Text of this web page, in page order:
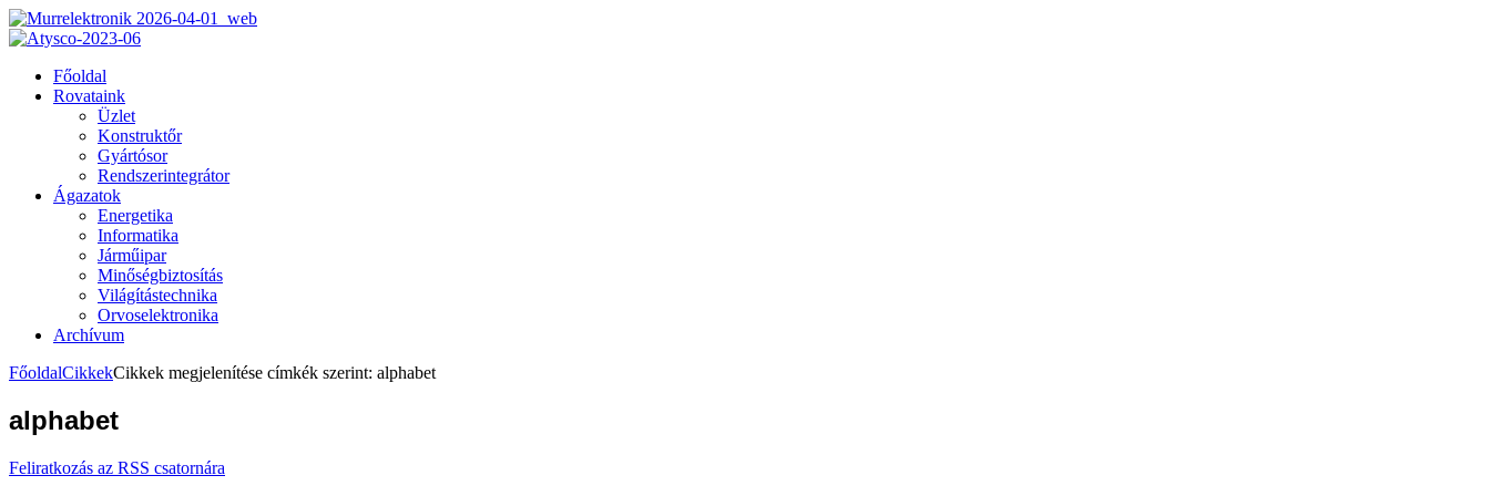
Főoldal
Rovataink
Üzlet
Konstruktőr
Gyártósor
Rendszerintegrátor
Ágazatok
Energetika
Informatika
Járműipar
Minőségbiztosítás
Világítástechnika
Orvoselektronika
Archívum
FőoldalCikkekCikkek megjelenítése címkék szerint: alphabet
alphabet
Feliratkozás az RSS csatornára